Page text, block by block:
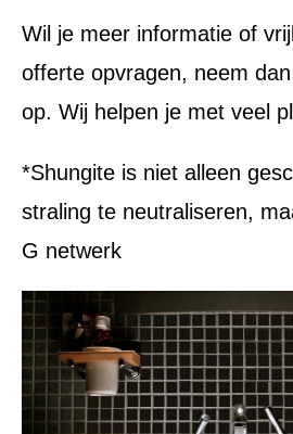
Wil je meer informatie of
offerte opvragen, neem
op. Wij helpen je met veel
*Shungite is niet alleen
straling te neutraliseren,
G netwerk